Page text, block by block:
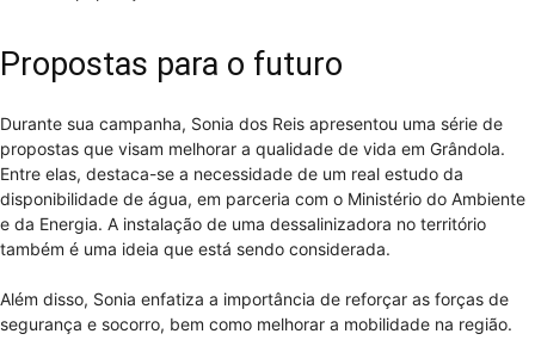
Propostas para o futuro
Durante sua campanha, Sonia dos Reis apresentou uma série de
propostas que visam melhorar a qualidade de vida em Grândola.
Entre elas, destaca-se a necessidade de um real estudo da
disponibilidade de água, em parceria com o Ministério do Ambiente
e da Energia. A instalação de uma dessalinizadora no território
também é uma ideia que está sendo considerada.
Além disso, Sonia enfatiza a importância de reforçar as forças de
segurança e socorro, bem como melhorar a mobilidade na região.